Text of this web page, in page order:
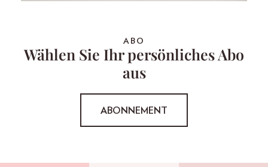
ABO
Wählen Sie Ihr persönliches Abo
aus
ABONNEMENT